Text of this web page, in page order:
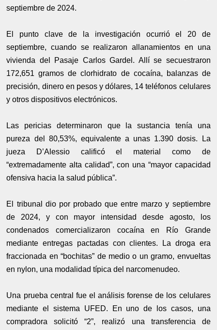
septiembre de 2024.
El punto clave de la investigación ocurrió el 20 de
septiembre, cuando se realizaron allanamientos en una
vivienda del Pasaje Carlos Gardel. Allí se secuestraron
172,651 gramos de clorhidrato de cocaína, balanzas de
precisión, dinero en pesos y dólares, 14 teléfonos celulares
y otros dispositivos electrónicos.
Las pericias determinaron que la sustancia tenía una
pureza del 80,53%, equivalente a unas 1.390 dosis. La
jueza D’Alessio calificó el material como de
“extremadamente alta calidad”, con una “mayor capacidad
ofensiva hacia la salud pública”.
El tribunal dio por probado que entre marzo y septiembre
de 2024, y con mayor intensidad desde agosto, los
condenados comercializaron cocaína en Río Grande
mediante entregas pactadas con clientes. La droga era
fraccionada en “bochitas” de medio o un gramo, envueltas
en nylon, una modalidad típica del narcomenudeo.
Una prueba central fue el análisis forense de los celulares
mediante el sistema UFED. En uno de los casos, una
compradora solicitó “2”, realizó una transferencia de